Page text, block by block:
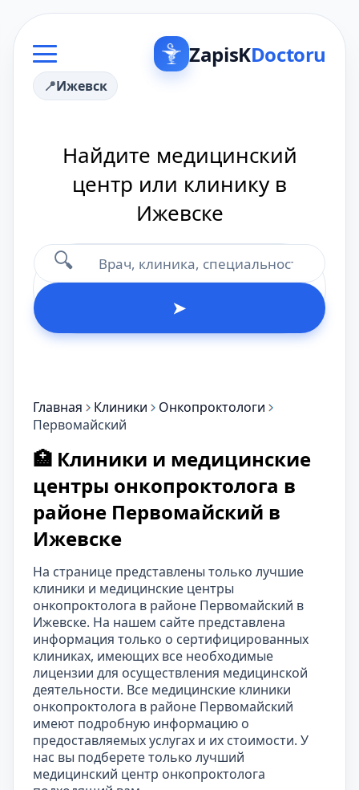
ZapisKDoctoru
Ижевск
Найдите медицинский
центр или клинику в
Ижевске
🔍
➤
Главная Клиники
Онкопроктологи
Первомайский
🏥 Клиники и медицинские
центры онкопроктолога в
районе Первомайский в
Ижевске
На странице представлены только лучшие
клиники и медицинские центры
онкопроктолога в районе Первомайский в
Ижевске. На нашем сайте представлена
информация только о сертифицированных
клиниках, имеющих все необходимые
лицензии для осуществления медицинской
деятельности. Все медицинские клиники
онкопроктолога в районе Первомайский
имеют подробную информацию о
предоставляемых услугах и их стоимости. У
нас вы подберете только лучший
медицинский центр онкопроктолога